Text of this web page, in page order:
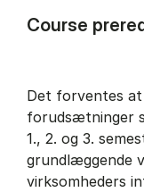
Course
Det forventes
forudsætninger
1., 2. og 3.
grundlæggende
virksomheders